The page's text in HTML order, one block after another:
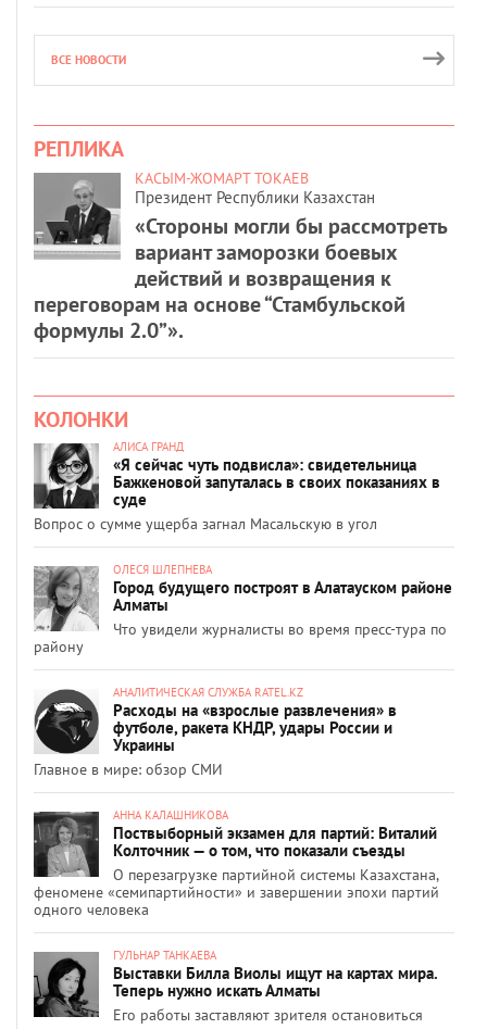
ВСЕ НОВОСТИ
РЕПЛИКА
КАСЫМ-ЖОМАРТ ТОКАЕВ
Президент Республики Казахстан
«Стороны могли бы рассмотреть
вариант заморозки боевых
действий и возвращения к
переговорам на основе “Стамбульской
формулы 2.0”».
КОЛОНКИ
АЛИСА ГРАНД
«Я сейчас чуть подвисла»: свидетельница
Бажкеновой запуталась в своих показаниях в
суде
Вопрос о сумме ущерба загнал Масальскую в угол
ОЛЕСЯ ШЛЕПНЕВА
Город будущего построят в Алатауском районе
Алматы
Что увидели журналисты во время пресс-тура по
району
АНАЛИТИЧЕСКАЯ СЛУЖБА RATEL.KZ
Расходы на «взрослые развлечения» в
футболе, ракета КНДР, удары России и
Украины
Главное в мире: обзор СМИ
АННА КАЛАШНИКОВА
Поствыборный экзамен для партий: Виталий
Колточник — о том, что показали съезды
О перезагрузке партийной системы Казахстана,
феномене «семипартийности» и завершении эпохи партий
одного человека
ГУЛЬНАР ТАНКАЕВА
Выставки Билла Виолы ищут на картах мира.
Теперь нужно искать Алматы
Его работы заставляют зрителя остановиться